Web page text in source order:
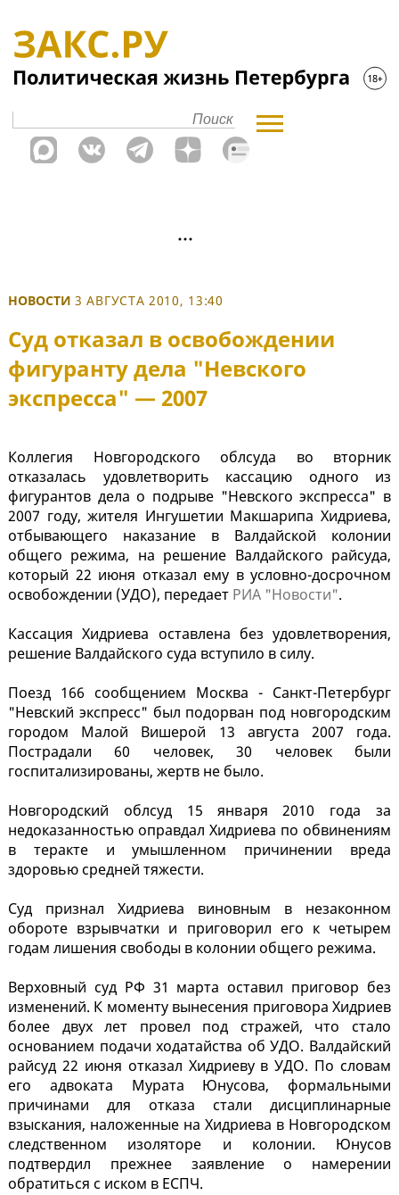
НОВОСТИ 3 АВГУСТА 2010, 13:40
Суд отказал в освобождении
фигуранту дела "Невского
экспресса" — 2007
Коллегия Новгородского облсуда во вторник
отказалась удовлетворить кассацию одного из
фигурантов дела о подрыве "Невского экспресса" в
2007 году, жителя Ингушетии Макшарипа Хидриева,
отбывающего наказание в Валдайской колонии
общего режима, на решение Валдайского райсуда,
который 22 июня отказал ему в условно-досрочном
освобождении (УДО), передает РИА "Новости".
Кассация Хидриева оставлена без удовлетворения,
решение Валдайского суда вступило в силу.
Поезд 166 сообщением Москва - Санкт-Петербург
"Невский экспресс" был подорван под новгородским
городом Малой Вишерой 13 августа 2007 года.
Пострадали 60 человек, 30 человек были
госпитализированы, жертв не было.
Новгородский облсуд 15 января 2010 года за
недоказанностью оправдал Хидриева по обвинениям
в теракте и умышленном причинении вреда
здоровью средней тяжести.
Суд признал Хидриева виновным в незаконном
обороте взрывчатки и приговорил его к четырем
годам лишения свободы в колонии общего режима.
Верховный суд РФ 31 марта оставил приговор без
изменений. К моменту вынесения приговора Хидриев
более двух лет провел под стражей, что стало
основанием подачи ходатайства об УДО. Валдайский
райсуд 22 июня отказал Хидриеву в УДО. По словам
его адвоката Мурата Юнусова, формальными
причинами для отказа стали дисциплинарные
взыскания, наложенные на Хидриева в Новгородском
следственном изоляторе и колонии. Юнусов
подтвердил прежнее заявление о намерении
обратиться с иском в ЕСПЧ.